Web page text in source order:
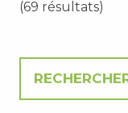
(69 résultats)